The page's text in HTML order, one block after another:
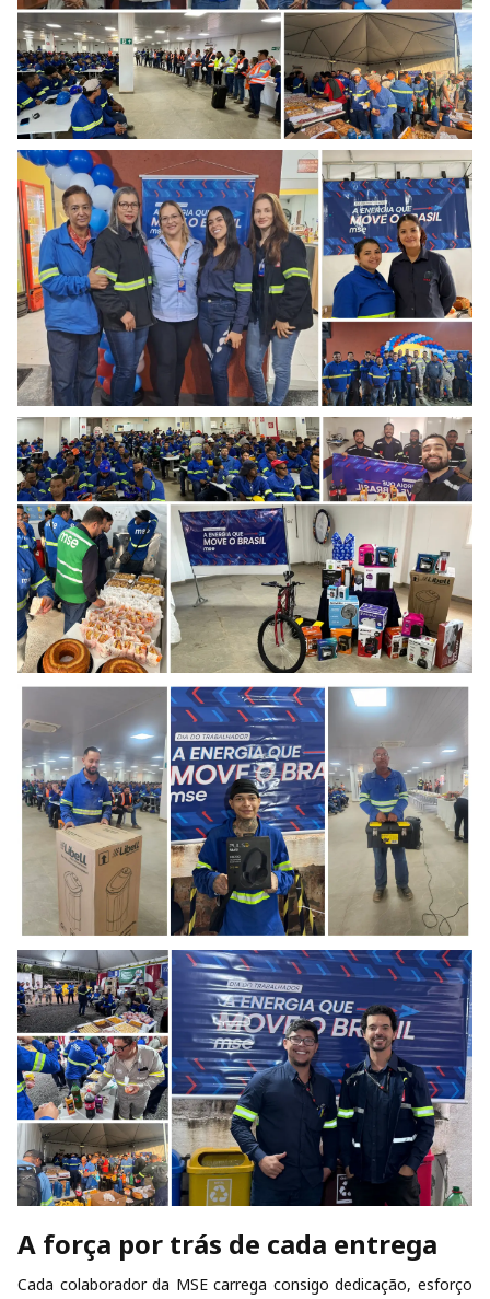
A força por trás de cada entrega
Cada colaborador da MSE carrega consigo dedicação, esforço